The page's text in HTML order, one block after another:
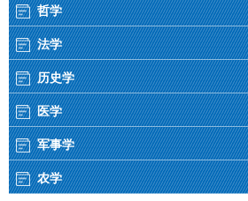
哲学
法学
历史学
医学
军事学
农学